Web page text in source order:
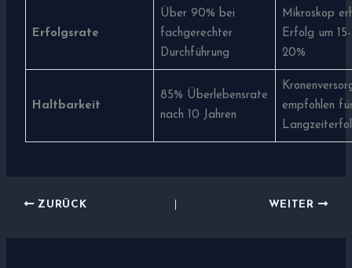
Erfolgsrate
Über 90% bei
fachgerechter
Durchführung
Mikroskop
Erfolg um 15-
20%
Haltbarkeit
85% Überlebensrate
nach 10 Jahren
empfohlen
ZURÜCK WEITER